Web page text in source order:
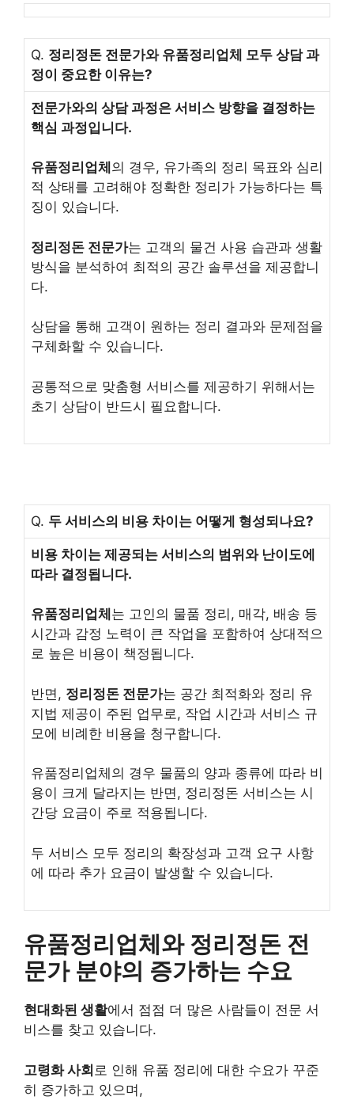
Q. 정리정돈 전문가와 유품정리업체 모두 상담 과
정이 중요한 이유는?
전문가와의 상담 과정은 서비스 방향을 결정하는
핵심 과정입니다.
유품정리업체 의 경우, 유가족의 정리 목표와 심리
적 상태를 고려해야 정확한 정리가 가능하다는 특
징이 있습니다.
정리정돈 전문가는 고객의 물건 사용 습관과 생활
방식을 분석하여 최적의 공간 솔루션을 제공합니
다.
상담을 통해 고객이 원하는 정리 결과와 문제점을
구체화할 수 있습니다.
공통적으로 맞춤형 서비스를 제공하기 위해서는
초기 상담이 반드시 필요합니다.
Q. 두 서비스의 비용 차이는 어떻게 형성되나요?
비용 차이는 제공되는 서비스의 범위와 난이도에
따라 결정됩니다.
유품정리업체 는 고인의 물품 정리, 매각, 배송 등
시간과 감정 노력이 큰 작업을 포함하여 상대적으
로 높은 비용이 책정됩니다.
반면, 정리정돈 전문가는 공간 최적화와 정리 유
지법 제공이 주된 업무로, 작업 시간과 서비스 규
모에 비례한 비용을 청구합니다.
유품정리업체의 경우 물품의 양과 종류에 따라 비
용이 크게 달라지는 반면, 정리정돈 서비스는 시
간당 요금이 주로 적용됩니다.
두 서비스 모두 정리의 확장성과 고객 요구 사항
에 따라 추가 요금이 발생할 수 있습니다.
유품정리업체와 정리정돈 전
문가 분야의 증가하는 수요
현대화된 생활에서 점점 더 많은 사람들이 전문 서
비스를 찾고 있습니다.
고령화 사회 로 인해 유품 정리에 대한 수요가 꾸준
히 증가하고 있으며,